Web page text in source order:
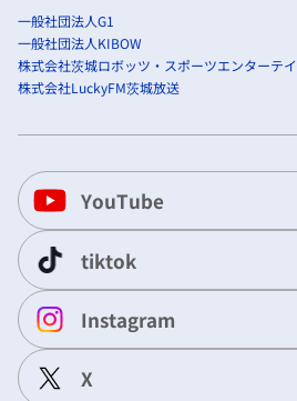
一般社団法人G1
一般社団法人KIBOW
株式会社茨城ロボッツ・スポーツエンターテ
株式会社LuckyFM茨城放送
YouTube
tiktok
Instagram
X